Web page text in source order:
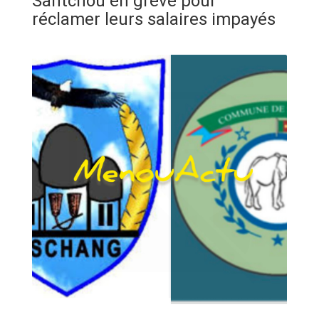
ANNONCE
ASSAINISSEMENT
BREAKING-NEWS
CAMEROUN
PLUS
réclamer leurs salaires impayés